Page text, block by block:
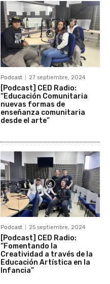
Podcast 27 septiembre, 2024
[Podcast] CED Radio:
“Educación Comunitaria
nuevas formas de
enseñanza comunitaria
desde el arte”
Podcast 25 septiembre, 2024
[Podcast] CED Radio:
“Fomentando la
Creatividad a través de la
Educación Artística en la
Infancia”